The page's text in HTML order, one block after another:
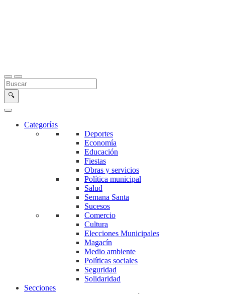
Buscar en la web
Buscar
🔍
Categorías
Deportes
Economía
Educación
Fiestas
Obras y servicios
Política municipal
Salud
Semana Santa
Sucesos
Comercio
Cultura
Elecciones Municipales
Magacín
Medio ambiente
Políticas sociales
Seguridad
Solidaridad
Secciones